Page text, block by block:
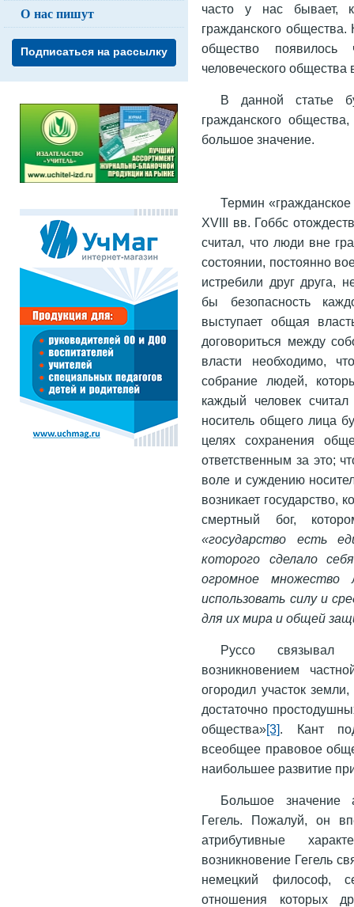
часто у нас бывает,
гражданского общества.
общество
человеческого
В данной статье
гражданского
большое значение.
Термин
XVIII вв. Гоббс
считал, что люди вне
состоянии, постоянно
истребили друг друга,
бы безопасность
выступает общая
договориться между
власти необходимо,
собрание людей,
каждый человек
носитель общего лица
целях сохранения
ответственным за это;
воле и суждению
возникает государство,
смертный бог,
«государство есть
которого сделало
огромное
использовать силу и
для их мира и общей
Руссо связывал
возникновением
огородил участок
достаточно
общества»[3]. Кант
всеобщее правовое
наибольшее развитие
Большое значение
Гегель. Пожалуй, он
атрибутивные
возникновение Гегель
немецкий философ,
отношения которых
О нас пишут
Подписаться на рассылку